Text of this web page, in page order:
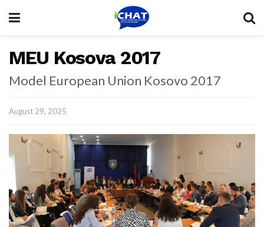
MEU Kosova 2017
Model European Union Kosovo 2017
August 29, 2025